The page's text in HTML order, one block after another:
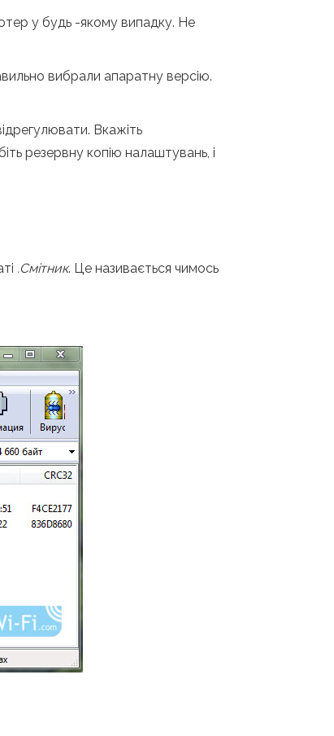
у будь -якому випадку. Не
вибрали апаратну версію.
Вкажіть
резервну копію налаштувань, і
.Смітник. Це називається чимось